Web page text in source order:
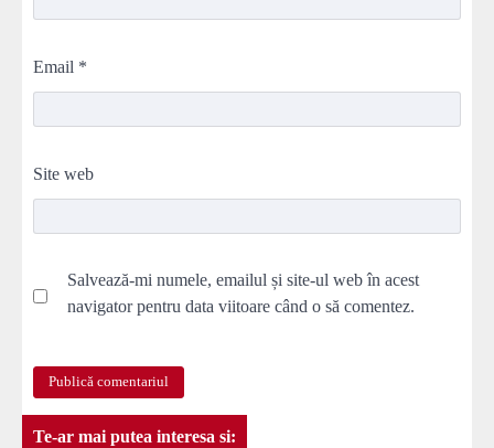
Email *
Site web
Salvează-mi numele, emailul și site-ul web în acest
navigator pentru data viitoare când o să comentez.
Te-ar mai putea interesa si: